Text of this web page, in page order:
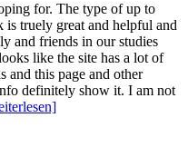
for. The type of up to
is truely great and helpful and
and friends in our studies
like the site has a lot of
and this page and other
definitely show it. I am not